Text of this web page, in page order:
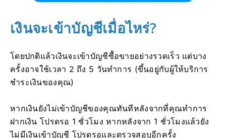
เงินจะเข้าบัญชีเมื่อไหร่?
โดยปกติแล้วเงินจะเข้าบัญชีซื้อขายอย่างรวดเร็ว แต่บาง
ครั้งอาจใช้เวลา 2 ถึง 5 วันทำการ (ขึ้นอยู่กับผู้ให้บริการ
ชำระเงินของคุณ)
หากเงินยังไม่เข้าบัญชีของคุณทันทีหลังจากที่คุณทำการ
ฝากเงิน โปรดรอ 1 ชั่วโมง หากหลังจาก 1 ชั่วโมงแล้วยัง
ไม่มีเงินเข้าบัญชี โปรดรอและตรวจสอบอีกครั้ง